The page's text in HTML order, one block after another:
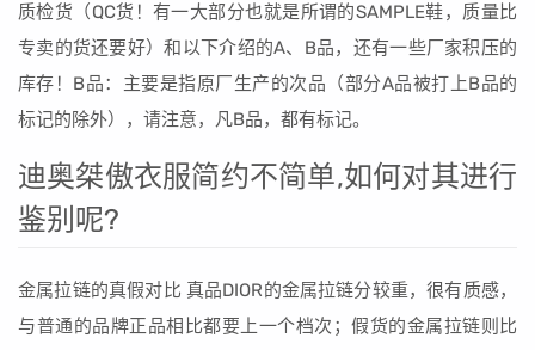
质检货（QC货！有一大部分也就是所谓的SAMPLE鞋，质量比
专卖的货还要好）和以下介绍的A、B品，还有一些厂家积压的
库存！B品：主要是指原厂生产的次品（部分A品被打上B品的
标记的除外），请注意，凡B品，都有标记。
迪奥桀傲衣服简约不简单,如何对其进行
鉴别呢?
金属拉链的真假对比 真品DIOR的金属拉链分较重，很有质感，
与普通的品牌正品相比都要上一个档次；假货的金属拉链则比